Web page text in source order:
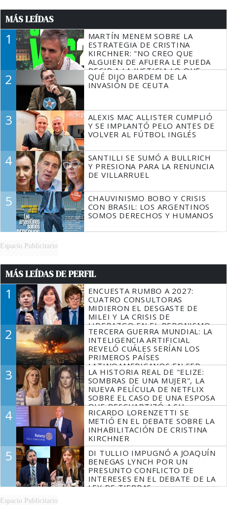
MÁS LEÍDAS
1
MARTÍN MENEM SOBRE LA
ESTRATEGIA DE CRISTINA
KIRCHNER: "NO CREO QUE
ALGUIEN DE AFUERA LE PUEDA
DECIR A LA JUSTICIA LO QUE
TIENE QUE HACER"
2
QUÉ DIJO BARDEM DE LA
INVASIÓN DE CEUTA
3
ALEXIS MAC ALLISTER CUMPLIÓ
Y SE IMPLANTÓ PELO ANTES DE
VOLVER AL FÚTBOL INGLÉS
4
SANTILLI SE SUMÓ A BULLRICH
Y PRESIONA PARA LA RENUNCIA
DE VILLARRUEL
5
CHAUVINISMO BOBO Y CRISIS
CON BRASIL: LOS ARGENTINOS
SOMOS DERECHOS Y HUMANOS
Espacio Publicitario
MÁS LEÍDAS DE PERFIL
1
ENCUESTA RUMBO A 2027:
CUATRO CONSULTORAS
MIDIERON EL DESGASTE DE
MILEI Y LA CRISIS DE
LIDERAZGO EN EL PERONISMO
2
TERCERA GUERRA MUNDIAL: LA
INTELIGENCIA ARTIFICIAL
REVELÓ CUÁLES SERÍAN LOS
PRIMEROS PAÍSES
LATINOAMERICANOS EN SER
DERROTADOS
3
LA HISTORIA REAL DE "ELIZE:
SOMBRAS DE UNA MUJER", LA
NUEVA PELÍCULA DE NETFLIX
SOBRE EL CASO DE UNA ESPOSA
QUE DESCUARTIZÓ A SU
MARIDO
4
RICARDO LORENZETTI SE
METIÓ EN EL DEBATE SOBRE LA
INHABILITACIÓN DE CRISTINA
KIRCHNER
5
DI TULLIO IMPUGNÓ A JOAQUÍN
BENEGAS LYNCH POR UN
PRESUNTO CONFLICTO DE
INTERESES EN EL DEBATE DE LA
LEY DE TIERRAS
Espacio Publicitario